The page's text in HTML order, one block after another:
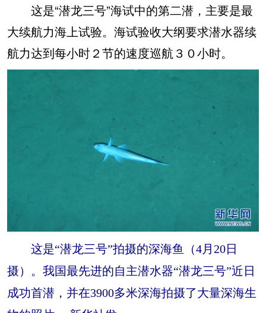
这是“潜龙三号”海试中的第二潜，主要是最
大续航力海上试验。海试验收大纲要求潜水器续
航力达到每小时２节的速度巡航３０小时。
这是“潜龙三号”拍摄的深海鱼（4月20日
摄）。我国最先进的自主潜水器“潜龙三号”近日
成功首潜，并在3900多米深海拍摄了大量深海生